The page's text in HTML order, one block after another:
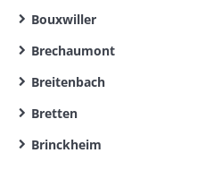
Bouxwiller
Brechaumont
Breitenbach
Bretten
Brinckheim